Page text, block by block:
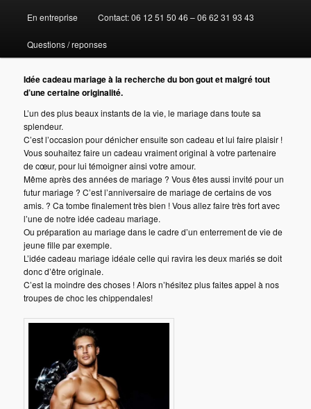
au
contenu
principal
En entreprise Contact: 06 12 51 50 46 – 06 62 31 93 43
Questions / reponses
Idée cadeau mariage à la recherche du bon gout et malgré tout
d’une certaine originalité.
L’un des plus beaux instants de la vie, le mariage dans toute sa
splendeur.
C’est l’occasion pour dénicher ensuite son cadeau et lui faire plaisir !
Vous souhaitez faire un cadeau vraiment original à votre partenaire
de cœur, pour lui témoigner ainsi votre amour.
Même après des années de mariage ? Vous êtes aussi invité pour un
futur mariage ? C’est l’anniversaire de mariage de certains de vos
amis. ? Ca tombe finalement très bien ! Vous allez faire très fort avec
l’une de notre idée cadeau mariage.
Ou préparation au mariage dans le cadre d’un enterrement de vie de
jeune fille par exemple.
L’idée cadeau mariage idéale celle qui ravira les deux mariés se doit
donc d’être originale.
C’est la moindre des choses ! Alors n’hésitez plus faites appel à nos
troupes de choc les chippendales!